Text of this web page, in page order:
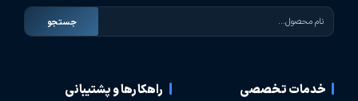
جستجو
خدمات تخصصی راهکارها و پشتیبانی